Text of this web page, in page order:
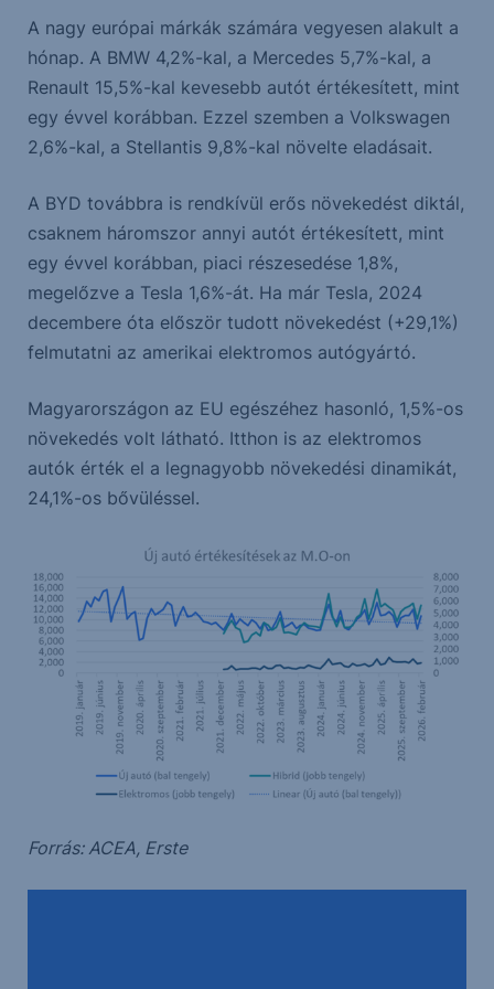
A nagy európai márkák számára vegyesen alakult a
hónap. A BMW 4,2%-kal, a Mercedes 5,7%-kal, a
Renault 15,5%-kal kevesebb autót értékesített, mint
egy évvel korábban. Ezzel szemben a Volkswagen
2,6%-kal, a Stellantis 9,8%-kal növelte eladásait.
A BYD továbbra is rendkívül erős növekedést diktál,
csaknem háromszor annyi autót értékesített, mint
egy évvel korábban, piaci részesedése 1,8%,
megelőzve a Tesla 1,6%-át. Ha már Tesla, 2024
decembere óta először tudott növekedést (+29,1%)
felmutatni az amerikai elektromos autógyártó.
Magyarországon az EU egészéhez hasonló, 1,5%-os
növekedés volt látható. Itthon is az elektromos
autók érték el a legnagyobb növekedési dinamikát,
24,1%-os bővüléssel.
Forrás: ACEA, Erste